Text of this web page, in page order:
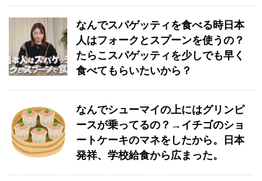
なんでスパゲッティを食べる時日本
人はフォークとスプーンを使うの？
たらこスパゲッティを少しでも早く
食べてもらいたいから？
なんでシューマイの上にはグリンピ
ースが乗ってるの？→イチゴのショ
ートケーキのマネをしたから。日本
発祥、学校給食から広まった。